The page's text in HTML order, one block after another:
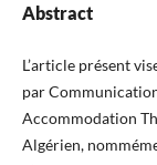
Abstract
L’article présent
par
Accommodation
Algérien,